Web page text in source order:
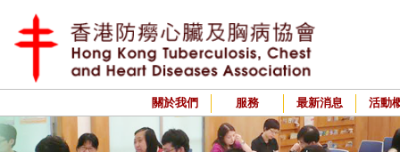
關於我們 服務 最新消息 活動